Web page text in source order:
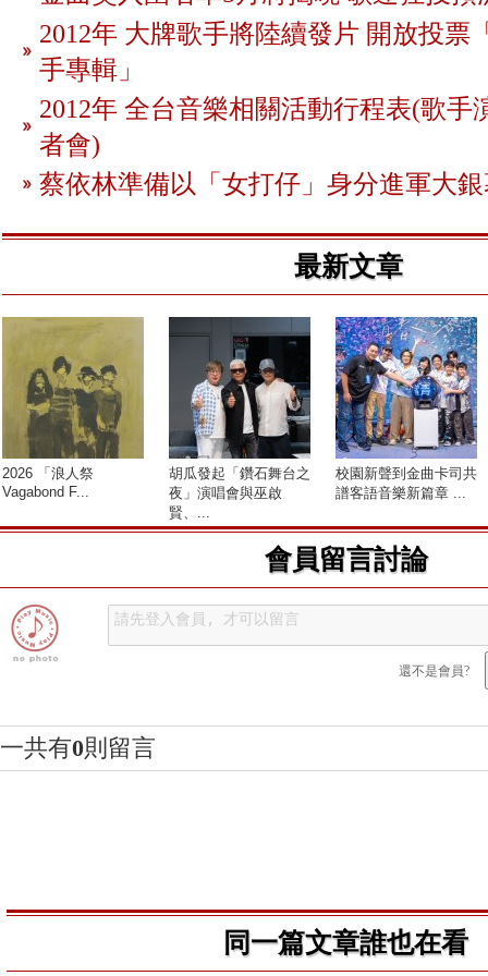
2012年 大牌歌手將陸續發片 開放投票
手專輯」
2012年 全台音樂相關活動行程表(歌手
者會)
蔡依林準備以「女打仔」身分進軍大
最新文章
2026 「浪人祭
Vagabond F...
胡瓜發起「鑽石舞台之
夜」演唱會與巫啟
賢、...
校園新聲到金曲卡司共
譜客語音樂新篇章 ...
會員留言討論
還不是會員?
一共有0則留言
同一篇文章誰也在看